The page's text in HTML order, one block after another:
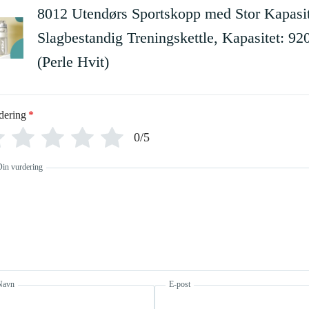
8012 Utendørs Sportskopp med Stor
Slagbestandig Treningskettle, Kapasitet:
(Perle Hvit)
*
0/5
vurdering
E-post